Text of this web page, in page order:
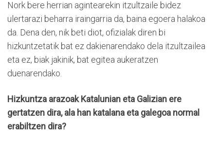
Nork bere herrian agintearekin itzultzaile bidez
ulertarazi beharra iraingarria da, baina egoera halakoa
da. Dena den, nik beti diot, ofizialak diren bi
hizkuntzetatik bat ez dakienarendako dela itzultzailea
eta ez, biak jakinik, bat egitea aukeratzen
duenarendako.
Hizkuntza arazoak Katalunian eta Galizian ere
gertatzen dira, ala han katalana eta galegoa normal
erabiltzen dira?